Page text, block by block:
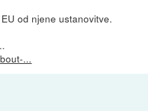
od njene ustanovitve.
...